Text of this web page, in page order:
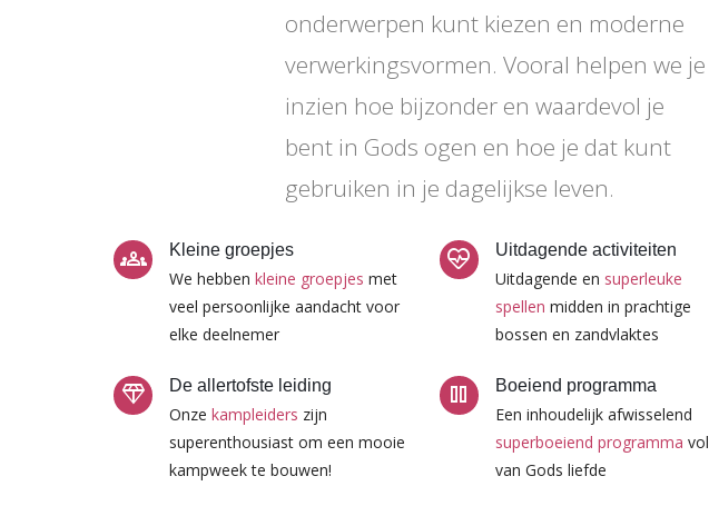
onderwerpen kunt kiezen en moderne
verwerkingsvormen. Vooral helpen we je
inzien hoe bijzonder en waardevol je
bent in Gods ogen en hoe je dat kunt
gebruiken in je dagelijkse leven.
groups Kleine groepjes
We hebben kleine groepjes met
veel persoonlijke aandacht voor
elke deelnemer
diamond De allertofste leiding
Onze kampleiders zijn
superenthousiast om een mooie
kampweek te bouwen!
ecg_heart Uitdagende activiteiten
Uitdagende en superleuke
spellen midden in prachtige
bossen en zandvlaktes
pause Boeiend programma
Een inhoudelijk afwisselend
superboeiend programma vol
van Gods liefde